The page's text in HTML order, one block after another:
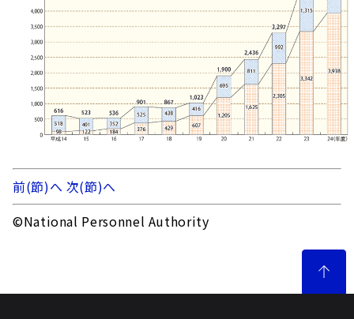
前(節)へ 次(節)へ
©National Personnel Authority